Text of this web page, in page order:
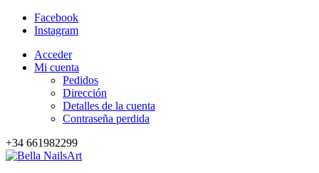
Facebook
Instagram
Acceder
Mi cuenta
Pedidos
Dirección
Detalles de la cuenta
Contraseña perdida
+34 661982299